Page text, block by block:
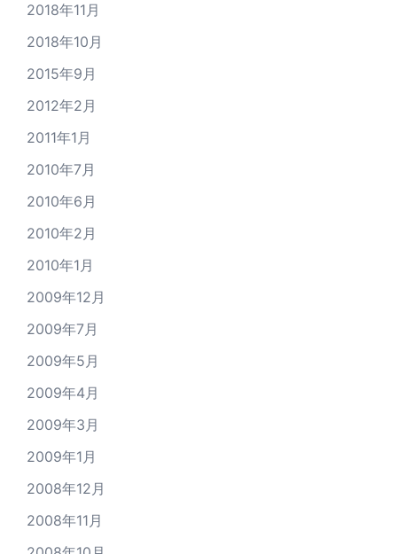
2018年11月
2018年10月
2015年9月
2012年2月
2011年1月
2010年7月
2010年6月
2010年2月
2010年1月
2009年12月
2009年7月
2009年5月
2009年4月
2009年3月
2009年1月
2008年12月
2008年11月